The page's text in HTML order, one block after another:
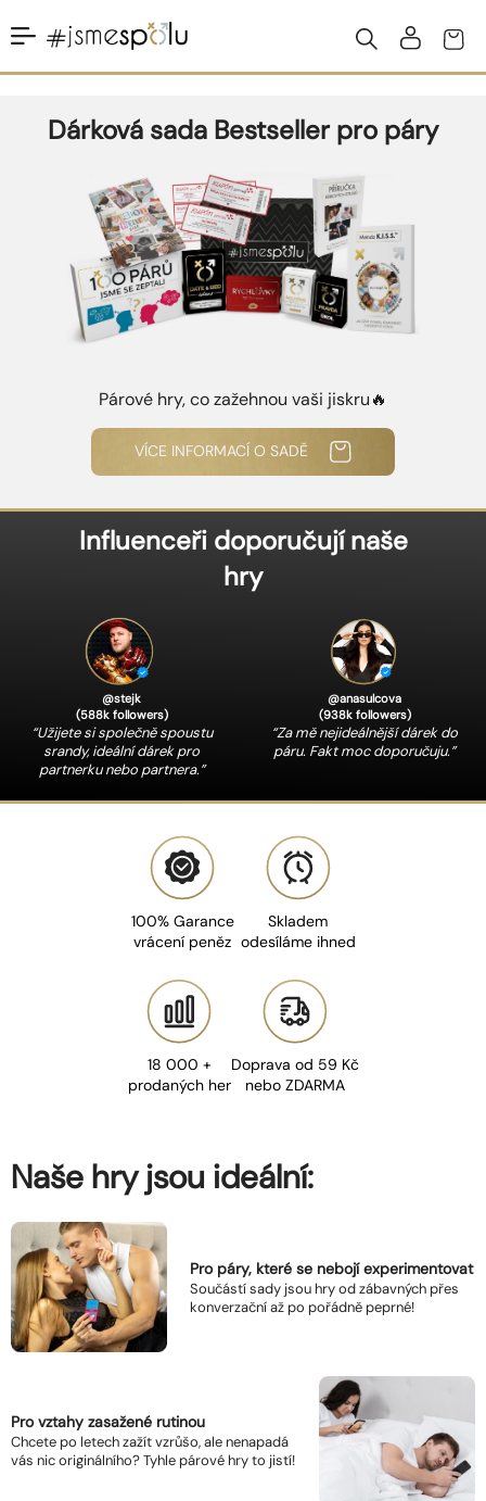
na
obsah
t
Dárková sada Bestseller pro páry
Párové hry, co zažehnou vaši jiskru🔥
VÍCE INFORMACÍ O SADĚ
Influenceři doporučují naše
hry
@stejk
(588k followers)
“Užijete si společně spoustu
srandy, ideální dárek pro
partnerku nebo partnera.”
@anasulcova
(938k followers)
“Za mě nejideálnější dárek do
páru. Fakt moc doporučuju.”
100% Garance
vrácení peněz
Skladem
odesíláme ihned
18 000 +
prodaných her
Doprava od 59 Kč
nebo ZDARMA
Naše hry jsou ideální:
Pro páry, které se nebojí experimentovat
Součástí sady jsou hry od zábavných přes
konverzační až po pořádně peprné!
Pro vztahy zasažené rutinou
Chcete po letech zažít vzrůšo, ale nenapadá
vás nic originálního? Tyhle párové hry to jistí!